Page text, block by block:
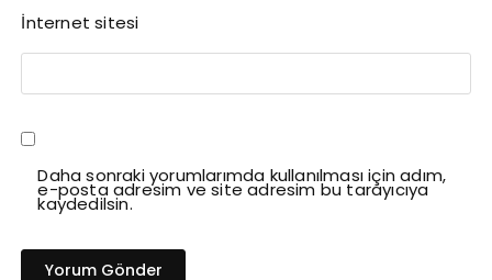
İnternet sitesi
Daha sonraki yorumlarımda kullanılması için adım,
e-posta adresim ve site adresim bu tarayıcıya
kaydedilsin.